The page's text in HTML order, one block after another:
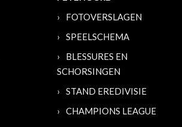
FOTOVERSLAGEN
SPEELSCHEMA
BLESSURES EN
SCHORSINGEN
STAND EREDIVISIE
CHAMPIONS LEAGUE